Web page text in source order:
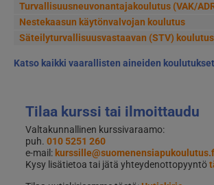
Turvallisuusneuvonantajakoulutus (VAK/
Nestekaasun käytönvalvojan koulutus
Säteilyturvallisuusvastaavan (STV) koulutus
Katso kaikki vaarallisten aineiden koulutukset
Tilaa kurssi tai ilmoittaudu
Valtakunnallinen kurssivaraamo:
puh. 010 5251 260
e-mail:
Kysy lisätietoa tai jätä yhteydenottopyyntö